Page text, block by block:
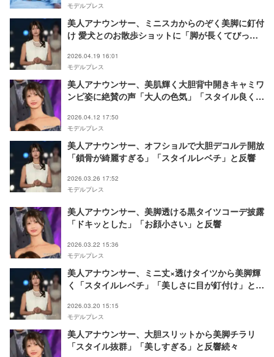
モデルプレス
美人アナウンサー、ミニスカからのぞく美脚に釘付
け 愛犬とのお散歩ショットに「脚が長くてびっく
2026.04.19 16:01
モデルプレス
美人アナウンサー、美肌輝く大胆背中開きキャミワ
ンピ姿に絶賛の声「大人の色気」「スタイル良くて
2026.04.12 17:50
モデルプレス
美人アナウンサー、オフショルで大胆デコルテ開放
「鎖骨が綺麗すぎる」「スタイルレベチ」と反響
2026.03.26 17:52
モデルプレス
美人アナウンサー、美脚透ける黒タイツコーデ披露
「ドキッとした」「お顔小さい」と反響
2026.03.22 15:36
モデルプレス
美人アナウンサー、ミニ丈×透けタイツから美脚輝
く「スタイルレベチ」「美しさに目が釘付け」と反
2026.03.20 15:15
モデルプレス
美人アナウンサー、大胆スリットから美脚チラリ
「スタイル抜群」「美しすぎる」と反響続々